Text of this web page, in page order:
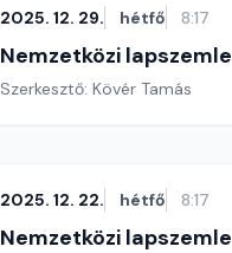
2025. 12. 29. hétfő 8:17
Nemzetközi lapszemle
Szerkesztő: Kövér Tamás
2025. 12. 22. hétfő 8:17
Nemzetközi lapszemle